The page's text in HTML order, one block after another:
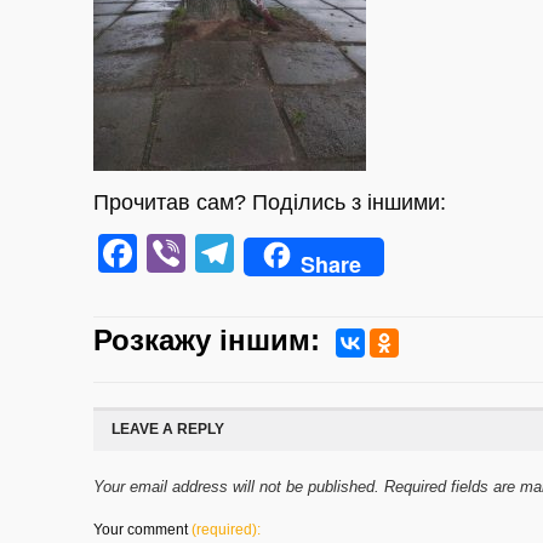
Прочитав сам? Поділись з іншими:
Facebook
ViberTelegram
Share
Розкажу iншим:
LEAVE A REPLY
Your email address will not be published. Required fields are
Your comment(required):